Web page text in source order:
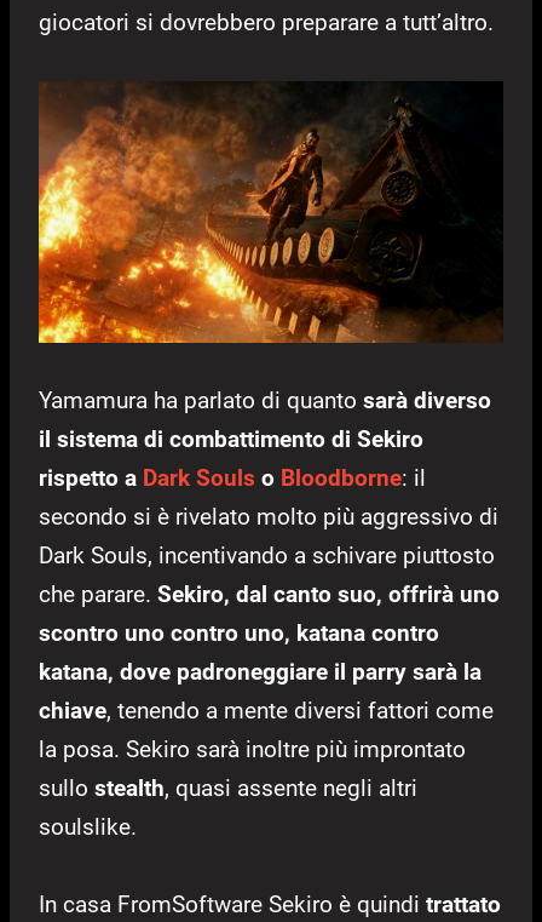
giocatori si dovrebbero preparare a tutt’altro.
Yamamura ha parlato di quanto sarà diverso
il sistema di combattimento di Sekiro
rispetto a Dark Souls o Bloodborne: il
secondo si è rivelato molto più aggressivo di
Dark Souls, incentivando a schivare piuttosto
che parare. Sekiro, dal canto suo, offrirà uno
scontro uno contro uno, katana contro
katana, dove padroneggiare il parry sarà la
chiave, tenendo a mente diversi fattori come
la posa. Sekiro sarà inoltre più improntato
sullo stealth, quasi assente negli altri
soulslike.
In casa FromSoftware Sekiro è quindi trattato